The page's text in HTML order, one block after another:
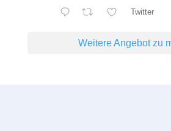
Twitter
Weitere Angebot zu